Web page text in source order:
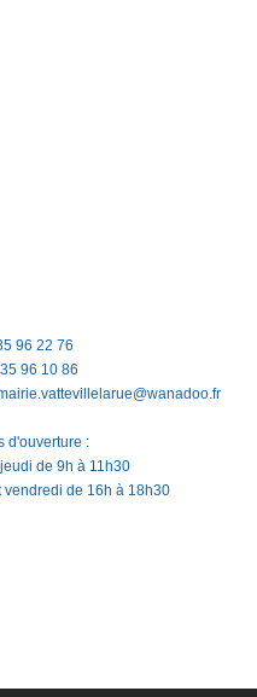
96 22 76
96 10 86
d'ouverture :
de 9h à 11h30
vendredi de 16h à 18h30